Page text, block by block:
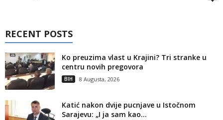
RECENT POSTS
Ko preuzima vlast u Krajini? Tri stranke u
centru novih pregovora
BIH 8 Augusta, 2026
Katić nakon dvije pucnjave u Istočnom
Sarajevu: „I ja sam kao...